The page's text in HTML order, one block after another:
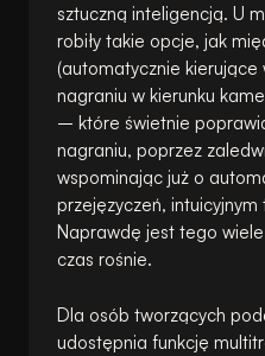
sztuczną inteligencją. U
robiły takie opcje, jak
(automatycznie
nagraniu w kierunku
– które świetnie
nagraniu, poprzez
wspominając już o
przejęzyczeń,
Naprawdę jest tego
czas rośnie.
Dla osób tworzących
udostępnia funkcję